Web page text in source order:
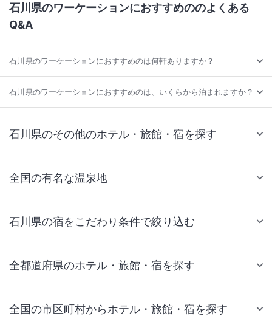
石川県のワーケーションにおすすめののよくある
Q&A
石川県のワーケーションにおすすめのは何軒ありますか？
石川県のワーケーションにおすすめのは、いくらから泊まれますか？
石川県のその他のホテル・旅館・宿を探す
全国の有名な温泉地
石川県の宿をこだわり条件で絞り込む
全都道府県のホテル・旅館・宿を探す
全国の市区町村からホテル・旅館・宿を探す